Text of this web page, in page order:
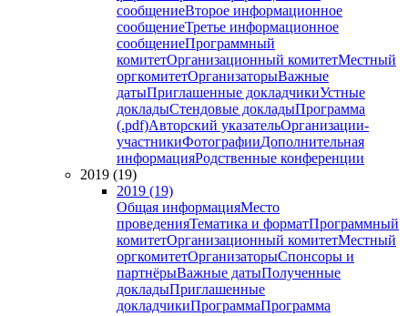
сообщениеВторое информационное
сообщениеТретье информационное
сообщениеПрограммный
комитетОрганизационный комитетМестный
оргкомитетОрганизаторыВажные
датыПриглашенные докладчикиУстные
докладыСтендовые докладыПрограмма
(.pdf)Авторский указательОрганизации-
участникиФотографииДополнительная
информацияРодственные конференции
2019 (19)
2019 (19)
Общая информацияМесто
проведенияТематика и форматПрограммный
комитетОрганизационный комитетМестный
оргкомитетОрганизаторыСпонсоры и
партнёрыВажные датыПолученные
докладыПриглашенные
докладчикиПрограммаПрограмма